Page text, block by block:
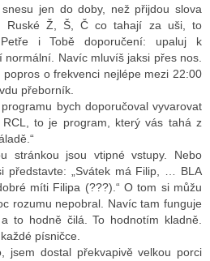
jen do doby, než přijdou slova
Ruské Ž, Š, Č co tahají za uši, to
i Tobě doporučení: upaluj k
Navíc mluvíš jaksi přes nos.
o frekvenci nejlépe mezi 22:00
přeborník.
bych doporučoval vyvarovat
to je program, který vás tahá z
stránkou jsou vtipné vstupy. Nebo
představte: „Svátek má Filip, … BLA
míti Filipa (???).“ O tom si můžu
rozumu nepobral. Navíc tam funguje
to hodně čilá. To hodnotím kladně.
písničce.
jsem dostal překvapivě velkou porci